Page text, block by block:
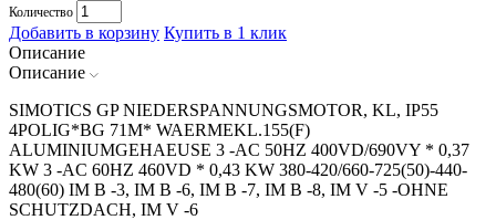
Количество
Добавить в корзину Купить в 1 клик
Описание
Описание
SIMOTICS GP NIEDERSPANNUNGSMOTOR, KL, IP55
4POLIG*BG 71M* WAERMEKL.155(F)
ALUMINIUMGEHAEUSE 3 -AC 50HZ 400VD/690VY * 0,37
KW 3 -AC 60HZ 460VD * 0,43 KW 380-420/660-725(50)-440-
480(60) IM B -3, IM B -6, IM B -7, IM B -8, IM V -5 -OHNE
SCHUTZDACH, IM V -6